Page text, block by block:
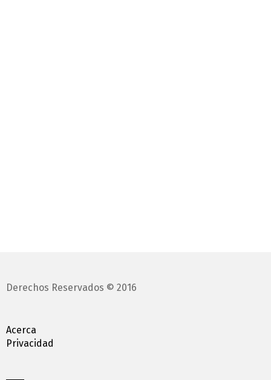
Derechos Reservados © 2016
Acerca
Privacidad